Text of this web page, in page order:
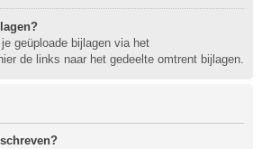
geüploade bijlagen via het
de links naar het gedeelte omtrent bijlagen.